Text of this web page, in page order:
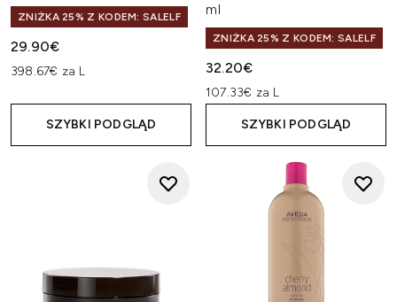
ZNIŻKA 25% Z KODEM: SALELF
29.90€
398.67€ za L
SZYBKI PODGLĄD
ml
ZNIŻKA 25% Z KODEM: SALELF
32.20€
107.33€ za L
SZYBKI PODGLĄD